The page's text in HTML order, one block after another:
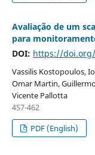
Avaliação de um
para
DOI: https://doi.org/
Vassilis Kostopoulos,
Omar Martin,
Vicente Pallotta
457-462
PDF (English)